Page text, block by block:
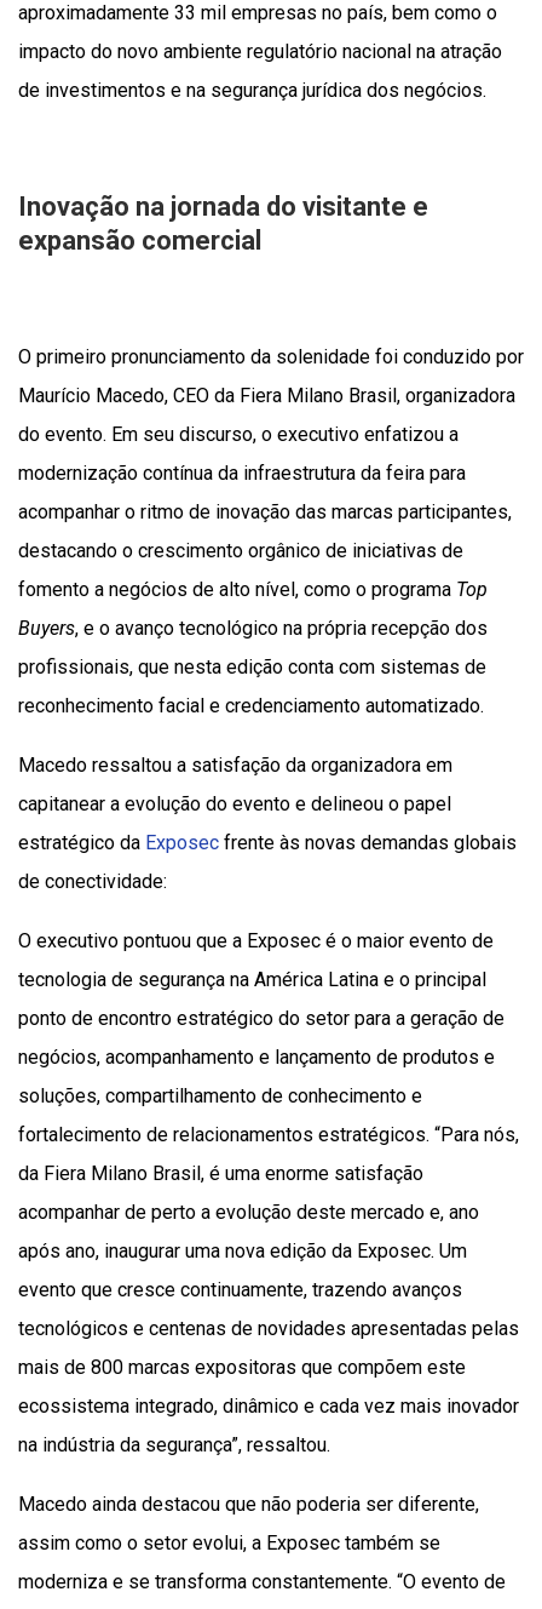
aproximadamente 33 mil empresas no país, bem como o
impacto do novo ambiente regulatório nacional na atração
de investimentos e na segurança jurídica dos negócios.
Inovação na jornada do visitante e
expansão comercial
O primeiro pronunciamento da solenidade foi conduzido por
Maurício Macedo, CEO da Fiera Milano Brasil, organizadora
do evento. Em seu discurso, o executivo enfatizou a
modernização contínua da infraestrutura da feira para
acompanhar o ritmo de inovação das marcas participantes,
destacando o crescimento orgânico de iniciativas de
fomento a negócios de alto nível, como o programa Top
Buyers, e o avanço tecnológico na própria recepção dos
profissionais, que nesta edição conta com sistemas de
reconhecimento facial e credenciamento automatizado.
Macedo ressaltou a satisfação da organizadora em
capitanear a evolução do evento e delineou o papel
estratégico da Exposec frente às novas demandas globais
de conectividade:
O executivo pontuou que a Exposec é o maior evento de
tecnologia de segurança na América Latina e o principal
ponto de encontro estratégico do setor para a geração de
negócios, acompanhamento e lançamento de produtos e
soluções, compartilhamento de conhecimento e
fortalecimento de relacionamentos estratégicos. “Para nós,
da Fiera Milano Brasil, é uma enorme satisfação
acompanhar de perto a evolução deste mercado e, ano
após ano, inaugurar uma nova edição da Exposec. Um
evento que cresce continuamente, trazendo avanços
tecnológicos e centenas de novidades apresentadas pelas
mais de 800 marcas expositoras que compõem este
ecossistema integrado, dinâmico e cada vez mais inovador
na indústria da segurança”, ressaltou.
Macedo ainda destacou que não poderia ser diferente,
assim como o setor evolui, a Exposec também se
moderniza e se transforma constantemente. “O evento de